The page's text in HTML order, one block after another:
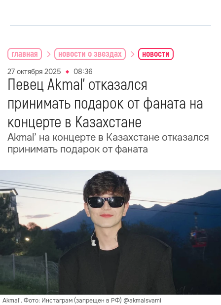
главная новости о звездах новости
27 октября 2025 08:36
Певец Akmal’ отказался
принимать подарок от фаната на
концерте в Казахстане
Akmal’ на концерте в Казахстане отказался
принимать подарок от фаната
Akmal'. Фото: Инстаграм (запрещен в РФ) @akmalsvami